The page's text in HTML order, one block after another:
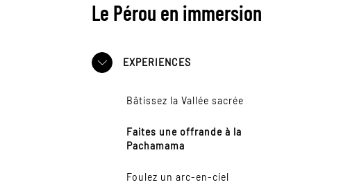
Le Pérou en immersion
EXPERIENCES
Bâtissez la Vallée sacrée
Faites une offrande à la
Pachamama
Foulez un arc-en-ciel